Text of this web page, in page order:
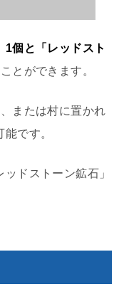
1個と「レッドスト
とができます。
または村に置かれ
です。
ドストーン鉱石」